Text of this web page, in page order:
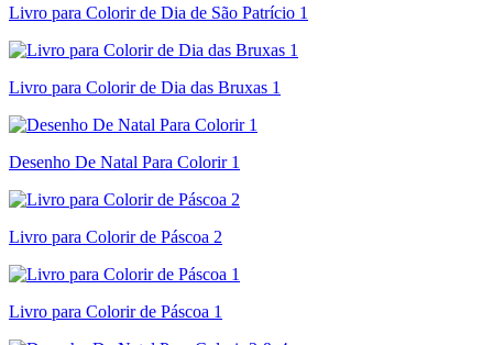
Livro para Colorir de Dia de São Patrício 1
Livro para Colorir de Dia das Bruxas 1
Desenho De Natal Para Colorir 1
Livro para Colorir de Páscoa 2
Livro para Colorir de Páscoa 1